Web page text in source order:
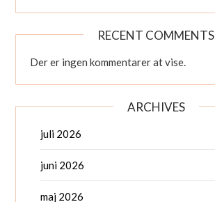
RECENT COMMENTS
Der er ingen kommentarer at vise.
ARCHIVES
juli 2026
juni 2026
maj 2026